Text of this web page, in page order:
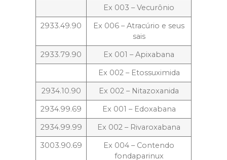
Ex 003 – Vecurônio
2933.49.90
Ex 006 – Atracúrio e seus
sais
2933.79.90
Ex 001 – Apixabana
Ex 002 – Etossuximida
2934.10.90
Ex 002 – Nitazoxanida
2934.99.69
Ex 001 – Edoxabana
2934.99.99
Ex 002 – Rivaroxabana
3003.90.69
Ex 004 – Contendo
fondaparinux